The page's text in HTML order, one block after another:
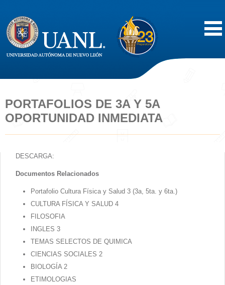
Acerca de
Servicios
Difusión
PORTAFOLIOS DE 3A Y 5A
OPORTUNIDAD INMEDIATA
DESCARGA:
Documentos Relacionados
Portafolio Cultura Física y Salud 3 (3a, 5ta. y 6ta.)
CULTURA FÍSICA Y SALUD 4
FILOSOFIA
INGLES 3
TEMAS SELECTOS DE QUIMICA
CIENCIAS SOCIALES 2
BIOLOGÍA 2
ETIMOLOGIAS